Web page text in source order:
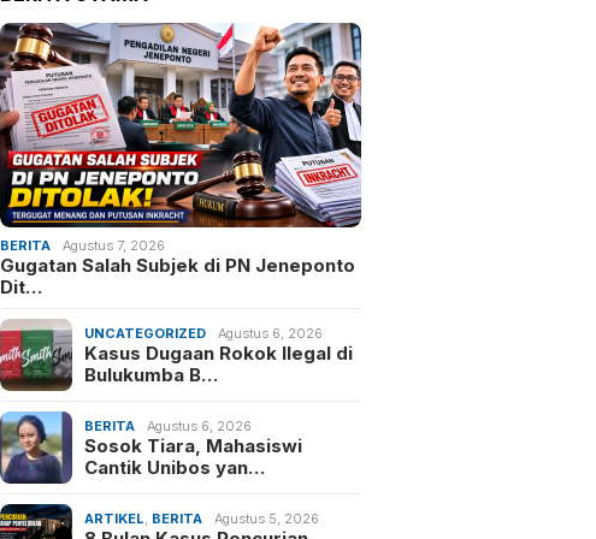
BERITA Agustus 7, 2026
Gugatan Salah Subjek di PN Jeneponto
Dit…
UNCATEGORIZED Agustus 6, 2026
Kasus Dugaan Rokok Ilegal di
Bulukumba B…
BERITA Agustus 6, 2026
Sosok Tiara, Mahasiswi
Cantik Unibos yan…
ARTIKEL BERITA Agustus 5, 2026